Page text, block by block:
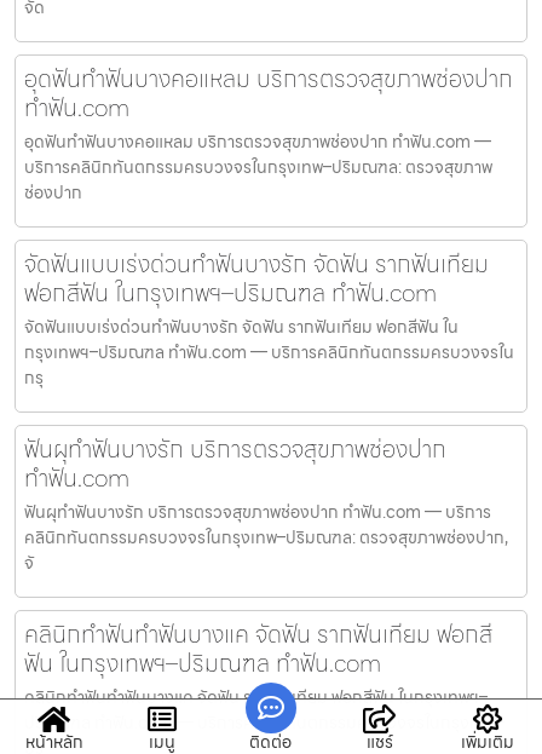
จัด
อุดฟันทำฟันบางคอแหลม บริการตรวจสุขภาพช่องปาก
ทำฟัน.com
อุดฟันทำฟันบางคอแหลม บริการตรวจสุขภาพช่องปาก ทำฟัน.com —
บริการคลินิกทันตกรรมครบวงจรในกรุงเทพ–ปริมณฑล: ตรวจสุขภาพ
ช่องปาก
จัดฟันแบบเร่งด่วนทำฟันบางรัก จัดฟัน รากฟันเทียม
ฟอกสีฟัน ในกรุงเทพฯ–ปริมณฑล ทำฟัน.com
จัดฟันแบบเร่งด่วนทำฟันบางรัก จัดฟัน รากฟันเทียม ฟอกสีฟัน ใน
กรุงเทพฯ–ปริมณฑล ทำฟัน.com — บริการคลินิกทันตกรรมครบวงจรใน
กรุ
ฟันผุทำฟันบางรัก บริการตรวจสุขภาพช่องปาก
ทำฟัน.com
ฟันผุทำฟันบางรัก บริการตรวจสุขภาพช่องปาก ทำฟัน.com — บริการ
คลินิกทันตกรรมครบวงจรในกรุงเทพ–ปริมณฑล: ตรวจสุขภาพช่องปาก,
จั
คลินิกทำฟันทำฟันบางแค จัดฟัน รากฟันเทียม ฟอกสี
ฟัน ในกรุงเทพฯ–ปริมณฑล ทำฟัน.com
คลินิกทำฟันทำฟันบางแค จัดฟัน รากฟันเทียม ฟอกสีฟัน ในกรุงเทพฯ–
ปริมณฑล ทำฟัน.com — บริการคลินิกทันตกรรมครบวงจรในกรุงเทพ–
ปร
หน้าหลัก เมนู ติดต่อ แชร์ เพิ่มเติม